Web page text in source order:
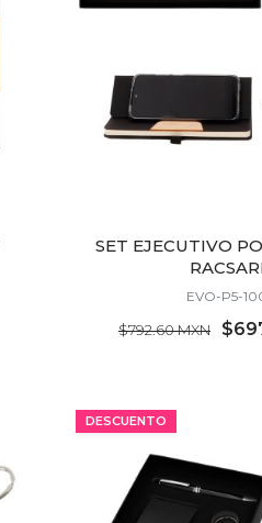
SET EJECUTIVO
EVO-P5-
$792.60 MXN
DESCUENTO